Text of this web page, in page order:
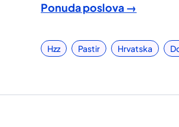
Ponuda poslova →
Hzz Pastir Hrvatska